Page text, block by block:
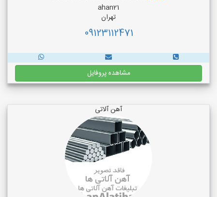
ahan21
تهران
09123112471
مشاهده پروفایل
آهن آلاتی